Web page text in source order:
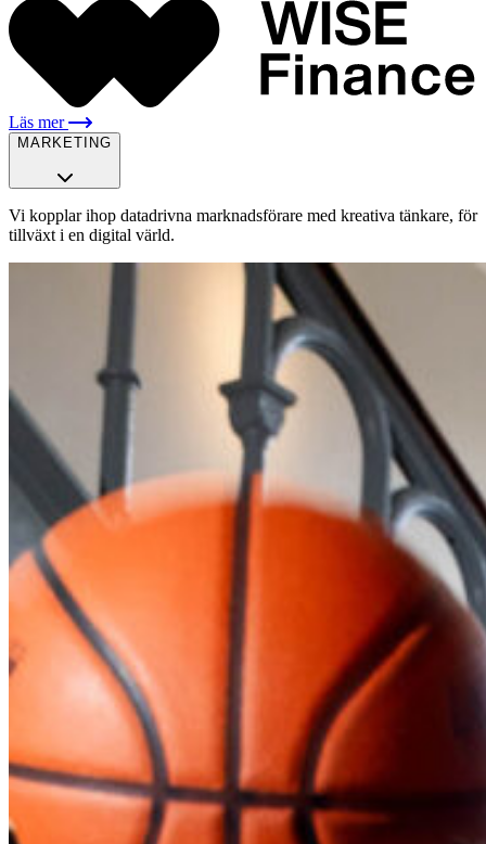
Läs mer
MARKETING
Vi kopplar ihop datadrivna marknadsförare med kreativa tänkare, för
tillväxt i en digital värld.